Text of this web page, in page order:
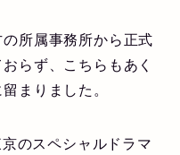
所属事務所から正式
らず、こちらもあく
まりました。
のスペシャルドラマ